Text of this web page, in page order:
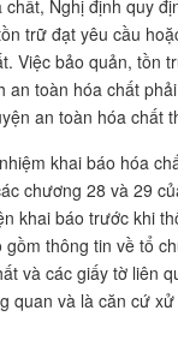
Nghị định quy
trữ đạt yêu cầu
Việc bảo quản, tồn
an toàn hóa chất
an toàn hóa chất
khai báo hóa
chương 28 và 29
khai báo trước khi
thông tin về tổ
và các giấy tờ liên
quan và là căn cứ